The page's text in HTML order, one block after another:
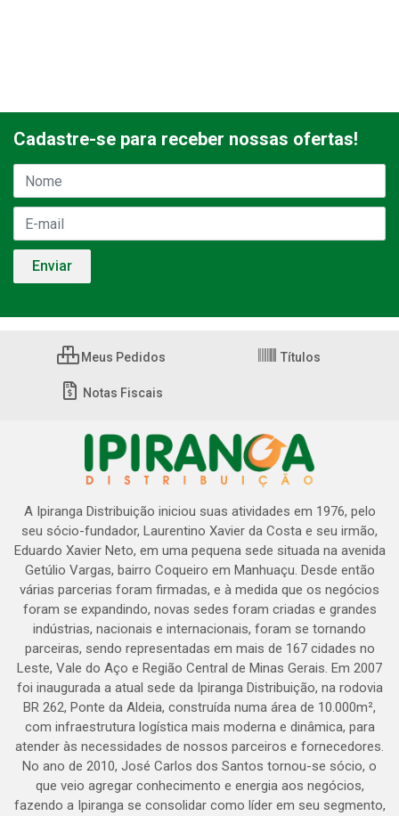
Cadastre-se para receber nossas ofertas!
Meus Pedidos Títulos
Notas Fiscais
A Ipiranga Distribuição iniciou suas atividades em 1976, pelo
seu sócio-fundador, Laurentino Xavier da Costa e seu irmão,
Eduardo Xavier Neto, em uma pequena sede situada na avenida
Getúlio Vargas, bairro Coqueiro em Manhuaçu. Desde então
várias parcerias foram firmadas, e à medida que os negócios
foram se expandindo, novas sedes foram criadas e grandes
indústrias, nacionais e internacionais, foram se tornando
parceiras, sendo representadas em mais de 167 cidades no
Leste, Vale do Aço e Região Central de Minas Gerais. Em 2007
foi inaugurada a atual sede da Ipiranga Distribuição, na rodovia
BR 262, Ponte da Aldeia, construída numa área de 10.000m²,
com infraestrutura logística mais moderna e dinâmica, para
atender às necessidades de nossos parceiros e fornecedores.
No ano de 2010, José Carlos dos Santos tornou-se sócio, o
que veio agregar conhecimento e energia aos negócios,
fazendo a Ipiranga se consolidar como líder em seu segmento,